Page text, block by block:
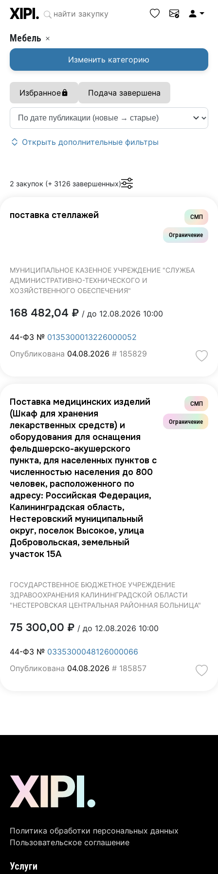
Мебель
Изменить категорию
Избранное Подача завершена
Открыть дополнительные фильтры
2 закупок (+ 3126 завершенных)
поставка стеллажей СМП
Ограничение
МУНИЦИПАЛЬНОЕ КАЗЕННОЕ УЧРЕЖДЕНИЕ "СЛУЖБА
АДМИНИСТРАТИВНО-ТЕХНИЧЕСКОГО И
ХОЗЯЙСТВЕННОГО ОБЕСПЕЧЕНИЯ"
168 482,04 ₽ / до 12.08.2026 10:00
44-ФЗ № 0135300013226000052
Опубликована 04.08.2026# 185829
Поставка медицинских изделий
(Шкаф для хранения
лекарственных средств) и
оборудования для оснащения
фельдшерско-акушерского
пункта, для населенных пунктов с
численностью населения до 800
человек, расположенного по
адресу: Российская Федерация,
Калининградская область,
Нестеровский муниципальный
округ, поселок Высокое, улица
Добровольская, земельный
участок 15А
СМП
Ограничение
ГОСУДАРСТВЕННОЕ БЮДЖЕТНОЕ УЧРЕЖДЕНИЕ
ЗДРАВООХРАНЕНИЯ КАЛИНИНГРАДСКОЙ ОБЛАСТИ
"НЕСТЕРОВСКАЯ ЦЕНТРАЛЬНАЯ РАЙОННАЯ БОЛЬНИЦА"
75 300,00 ₽ / до 12.08.2026 10:00
44-ФЗ № 0335300048126000066
Опубликована 04.08.2026# 185857
Политика обработки персональных данных
Пользовательское соглашение
Услуги